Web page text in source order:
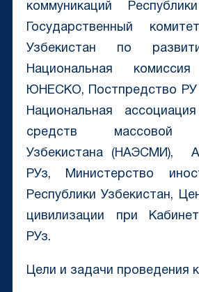
коммуникаций
Государственный
Узбекистан по
Национальная
ЮНЕСКО, Постпредство
Национальная
средств массовой
Узбекистана (НАЭСМИ),
РУз, Министерство
Республики Узбекистан,
цивилизации при
РУз.
Цели и задачи проведения